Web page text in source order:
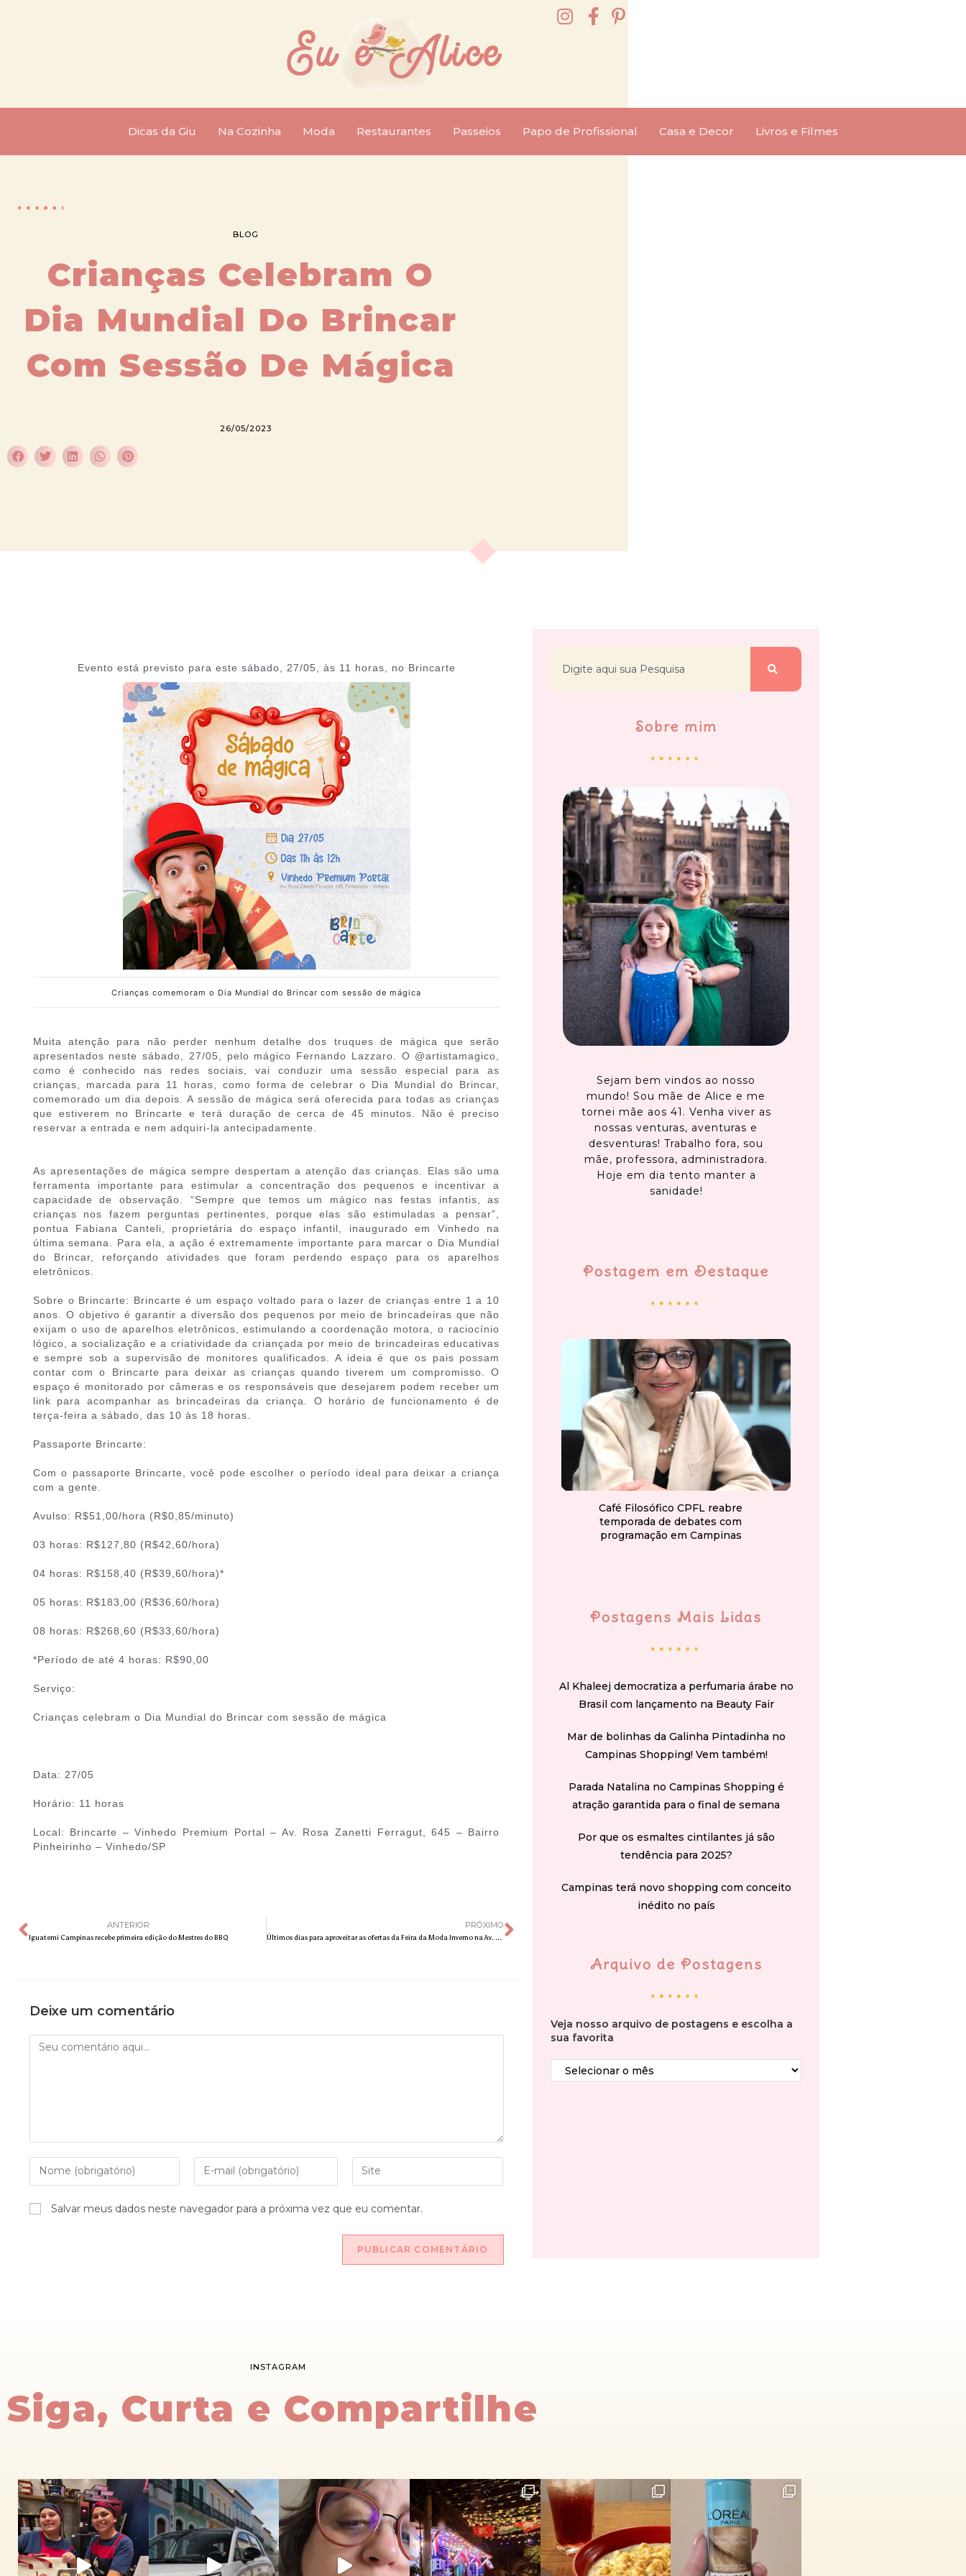
Dicas da Giu Na Cozinha Moda Restaurantes Passeios Papo de Profissional Casa e Decor Livros e Filmes
BLOG
Crianças Celebram O
Dia Mundial Do Brincar
Com Sessão De Mágica
26/05/2023
Evento está previsto para este sábado, 27/05, às 11 horas, no Brincarte
Crianças comemoram o Dia Mundial do Brincar com sessão de mágica
Muita atenção para não perder nenhum detalhe dos truques de mágica que serão
apresentados neste sábado, 27/05, pelo mágico Fernando Lazzaro. O @artistamagico,
como é conhecido nas redes sociais, vai conduzir uma sessão especial para as
crianças, marcada para 11 horas, como forma de celebrar o Dia Mundial do Brincar,
comemorado um dia depois. A sessão de mágica será oferecida para todas as crianças
que estiverem no Brincarte e terá duração de cerca de 45 minutos. Não é preciso
reservar a entrada e nem adquiri-la antecipadamente.
As apresentações de mágica sempre despertam a atenção das crianças. Elas são uma
ferramenta importante para estimular a concentração dos pequenos e incentivar a
capacidade de observação. “Sempre que temos um mágico nas festas infantis, as
crianças nos fazem perguntas pertinentes, porque elas são estimuladas a pensar”,
pontua Fabiana Canteli, proprietária do espaço infantil, inaugurado em Vinhedo na
última semana. Para ela, a ação é extremamente importante para marcar o Dia Mundial
do Brincar, reforçando atividades que foram perdendo espaço para os aparelhos
eletrônicos.
Sobre o Brincarte: Brincarte é um espaço voltado para o lazer de crianças entre 1 a 10
anos. O objetivo é garantir a diversão dos pequenos por meio de brincadeiras que não
exijam o uso de aparelhos eletrônicos, estimulando a coordenação motora, o raciocínio
lógico, a socialização e a criatividade da criançada por meio de brincadeiras educativas
e sempre sob a supervisão de monitores qualificados. A ideia é que os pais possam
contar com o Brincarte para deixar as crianças quando tiverem um compromisso. O
espaço é monitorado por câmeras e os responsáveis que desejarem podem receber um
link para acompanhar as brincadeiras da criança. O horário de funcionamento é de
terça-feira a sábado, das 10 às 18 horas.
Passaporte Brincarte:
Com o passaporte Brincarte, você pode escolher o período ideal para deixar a criança
com a gente.
Avulso: R$51,00/hora (R$0,85/minuto)
03 horas: R$127,80 (R$42,60/hora)
04 horas: R$158,40 (R$39,60/hora)*
05 horas: R$183,00 (R$36,60/hora)
08 horas: R$268,60 (R$33,60/hora)
*Período de até 4 horas: R$90,00
Serviço:
Crianças celebram o Dia Mundial do Brincar com sessão de mágica
Data: 27/05
Horário: 11 horas
Local: Brincarte – Vinhedo Premium Portal – Av. Rosa Zanetti Ferragut, 645 – Bairro
Pinheirinho – Vinhedo/SP
ANTERIOR
Iguatemi Campinas recebe primeira edição do Mestres do BBQ
PRÓXIMO
Últimos dias para aproveitar as ofertas da Feira da Moda Inverno na Av. Paulista
Deixe um comentário
Salvar meus dados neste navegador para a próxima vez que eu comentar.
Sobre mim
Sejam bem vindos ao nosso
mundo! Sou mãe de Alice e me
tornei mãe aos 41. Venha viver as
nossas venturas, aventuras e
desventuras! Trabalho fora, sou
mãe, professora, administradora.
Hoje em dia tento manter a
sanidade!
Postagem em Destaque
Café Filosófico CPFL reabre
temporada de debates com
programação em Campinas
Postagens Mais Lidas
Al Khaleej democratiza a perfumaria árabe no
Brasil com lançamento na Beauty Fair
Mar de bolinhas da Galinha Pintadinha no
Campinas Shopping! Vem também!
Parada Natalina no Campinas Shopping é
atração garantida para o final de semana
Por que os esmaltes cintilantes já são
tendência para 2025?
Campinas terá novo shopping com conceito
inédito no país
Arquivo de Postagens
Veja nosso arquivo de postagens e escolha a
sua favorita
INSTAGRAM
Siga, Curta e Compartilhe